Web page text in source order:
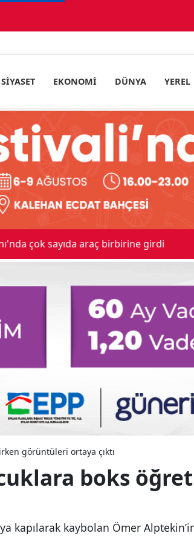
SIYASET EKONOMI DÜNYA YEREL
girdi
görüntüleri ortaya çıktı
boks
kapılarak kaybolan Ömer